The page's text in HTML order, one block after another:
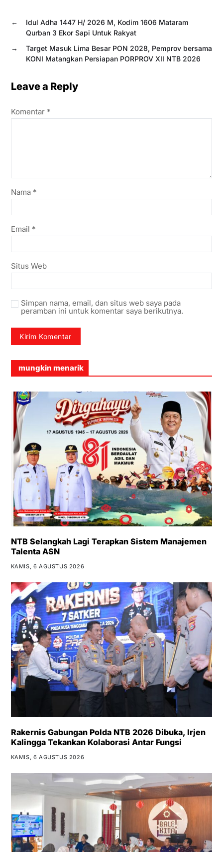
←
Idul Adha 1447 H/ 2026 M, Kodim 1606 Mataram
Qurban 3 Ekor Sapi Untuk Rakyat
→
Target Masuk Lima Besar PON 2028, Pemprov bersama
KONI Matangkan Persiapan PORPROV XII NTB 2026
Leave a Reply
Komentar *
Nama *
Email *
Situs Web
Simpan nama, email, dan situs web saya pada
peramban ini untuk komentar saya berikutnya.
mungkin menarik
NTB Selangkah Lagi Terapkan Sistem Manajemen
Talenta ASN
KAMIS, 6 AGUSTUS 2026
Rakernis Gabungan Polda NTB 2026 Dibuka, Irjen
Kalingga Tekankan Kolaborasi Antar Fungsi
KAMIS, 6 AGUSTUS 2026